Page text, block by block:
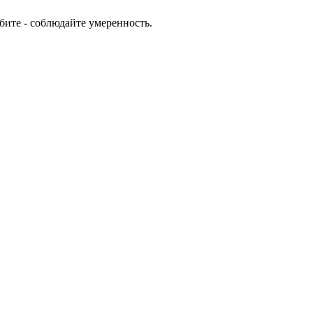
- соблюдайте умеренность.